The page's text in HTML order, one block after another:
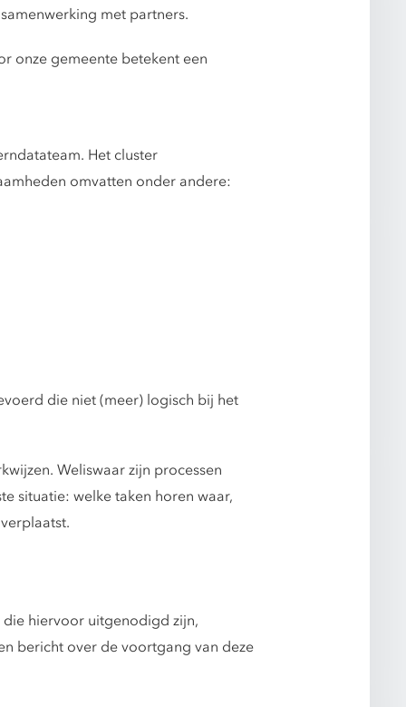
met partners.
onze gemeente betekent een
Het cluster
omvatten onder andere:
die niet (meer) logisch bij het
Weliswaar zijn processen
situatie: welke taken horen waar,
hiervoor uitgenodigd zijn,
bericht over de voortgang van deze